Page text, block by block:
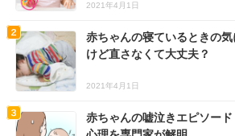
2021年4月1日
赤ちゃんの寝ているときの
けど直さなくて大丈夫？
2021年4月1日
赤ちゃんの嘘泣きエピソー